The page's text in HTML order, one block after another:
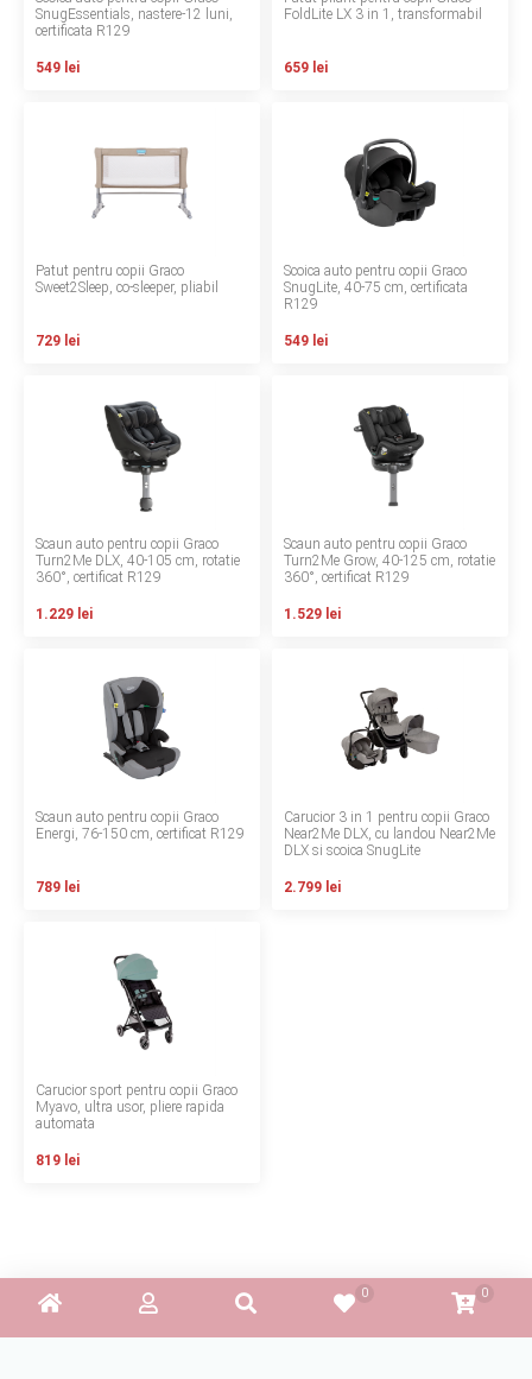
LEAGANE COPII
BABY MONITORS
HRANIRE SI DIVERSIFICARE
CASA SI CURATENIE
Informatii companie
Blog
Showroom
Depozit
Branduri
Termeni si conditii
Politica de utilizare cookie-uri
Modalitati de plata
Formular de retur
ANPC
SnugEssentials, nastere-12 luni,
certificata R129
549 lei
FoldLite LX 3 in 1, transformabil
659 lei
Patut pentru copii Graco
Sweet2Sleep, co-sleeper, pliabil
729 lei
Scoica auto pentru copii Graco
SnugLite, 40-75 cm, certificata
R129
549 lei
Scaun auto pentru copii Graco
Turn2Me DLX, 40-105 cm, rotatie
360°, certificat R129
1.229 lei
Scaun auto pentru copii Graco
Turn2Me Grow, 40-125 cm, rotatie
360°, certificat R129
1.529 lei
Scaun auto pentru copii Graco
Energi, 76-150 cm, certificat R129
789 lei
Carucior 3 in 1 pentru copii Graco
Near2Me DLX, cu landou Near2Me
DLX si scoica SnugLite
2.799 lei
Carucior sport pentru copii Graco
Myavo, ultra usor, pliere rapida
automata
819 lei